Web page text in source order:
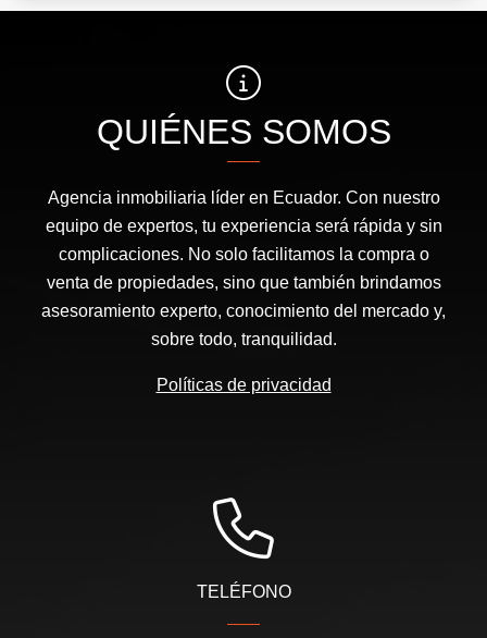
QUIÉNES SOMOS
Agencia inmobiliaria líder en Ecuador. Con nuestro
equipo de expertos, tu experiencia será rápida y sin
complicaciones. No solo facilitamos la compra o
venta de propiedades, sino que también brindamos
asesoramiento experto, conocimiento del mercado y,
sobre todo, tranquilidad.
Políticas de privacidad
TELÉFONO